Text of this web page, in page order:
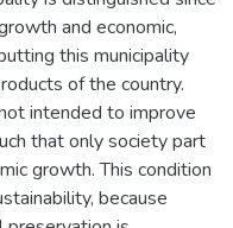
and economic,
this municipality
of the country.
intended to improve
that only society part
growth. This condition
because